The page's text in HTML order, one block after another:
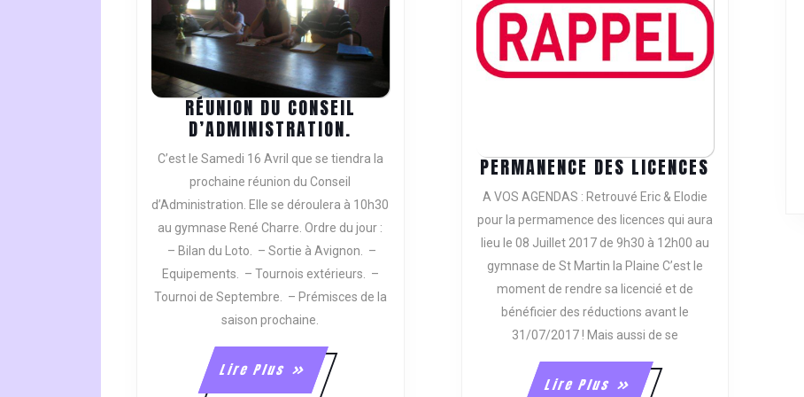
RÉUNION DU CONSEIL
D’ADMINISTRATION.
DU
CONSEIL
D’ADMINISTRATION.
C’est le Samedi 16 Avril que se tiendra la
prochaine réunion du Conseil
d’Administration. Elle se déroulera à 10h30
au gymnase René Charre. Ordre du jour :
– Bilan du Loto. – Sortie à Avignon. –
Equipements. – Tournois extérieurs. –
Tournoi de Septembre. – Prémisces de la
saison prochaine.
Lire Plus
Lire
Plus
PERMANENCE DES LICENCESPERMANENCE
A VOS AGENDAS : Retrouvé Eric & Elodie
pour la permamence des licences qui aura
lieu le 08 Juillet 2017 de 9h30 à 12h00 au
gymnase de St Martin la Plaine C’est le
moment de rendre sa licencié et de
bénéficier des réductions avant le
31/07/2017 ! Mais aussi de se
Lire Plus
Lire